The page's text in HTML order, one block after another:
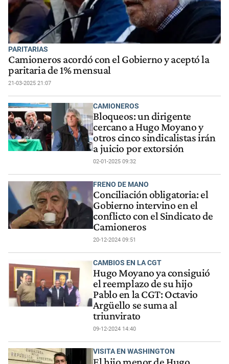
PARITARIAS
Camioneros acordó con el Gobierno y aceptó la
paritaria de 1% mensual
21-03-2025 21:07
CAMIONEROS
Bloqueos: un dirigente
cercano a Hugo Moyano y
otros cinco sindicalistas irán
a juicio por extorsión
02-01-2025 09:32
FRENO DE MANO
Conciliación obligatoria: el
Gobierno intervino en el
conflicto con el Sindicato de
Camioneros
20-12-2024 09:51
CAMBIOS EN LA CGT
Hugo Moyano ya consiguió
el reemplazo de su hijo
Pablo en la CGT: Octavio
Argüello se suma al
triunvirato
09-12-2024 14:40
VISITA EN WASHINGTON